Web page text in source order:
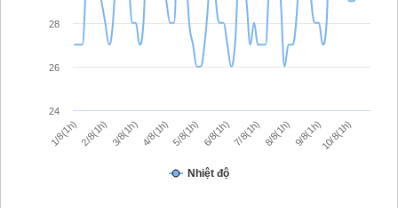
Nhiệt độ
1/8(1h)2/8(1h)3/8(1h)4/8(1h)5/8(1h)6/8(1h)7/8(1h)8/8(1h)9/8(1h)10/8(1h)
24
26
28